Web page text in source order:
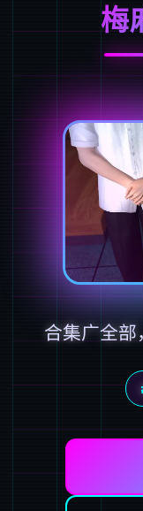
梅
合集广全